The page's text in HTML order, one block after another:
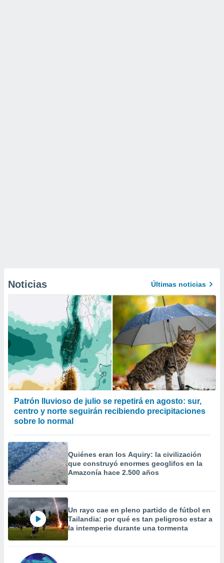
Noticias Últimas noticias
Patrón lluvioso de julio se repetirá en agosto: sur,
centro y norte seguirán recibiendo precipitaciones
sobre lo normal
Quiénes eran los Aquiry: la civilización
que construyó enormes geoglifos en la
Amazonía hace 2.500 años
Un rayo cae en pleno partido de fútbol en
Tailandia: por qué es tan peligroso estar a
la intemperie durante una tormenta